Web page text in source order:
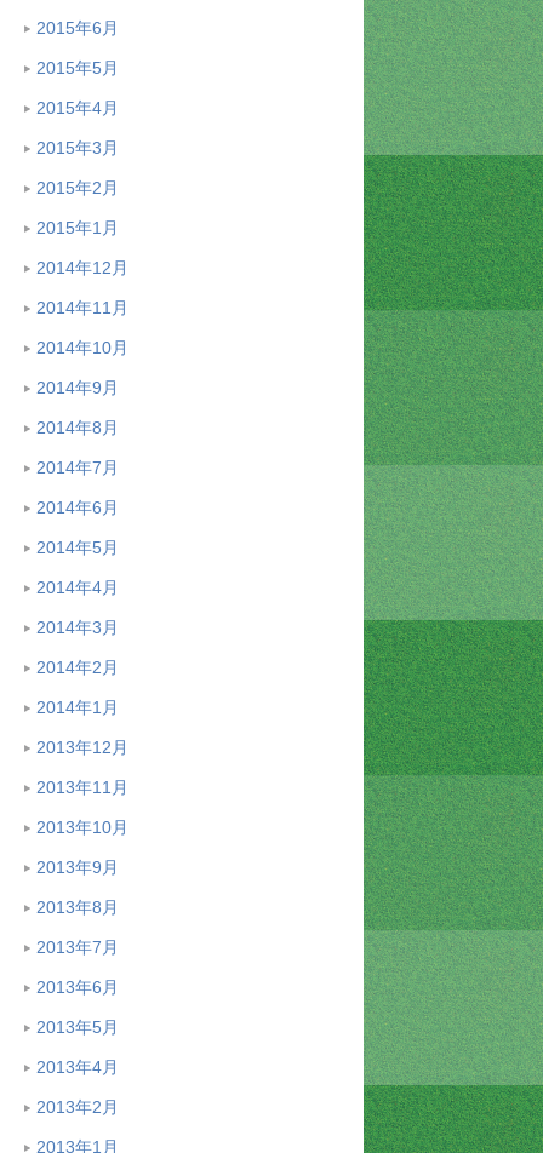
2015年6月
2015年5月
2015年4月
2015年3月
2015年2月
2015年1月
2014年12月
2014年11月
2014年10月
2014年9月
2014年8月
2014年7月
2014年6月
2014年5月
2014年4月
2014年3月
2014年2月
2014年1月
2013年12月
2013年11月
2013年10月
2013年9月
2013年8月
2013年7月
2013年6月
2013年5月
2013年4月
2013年2月
2013年1月